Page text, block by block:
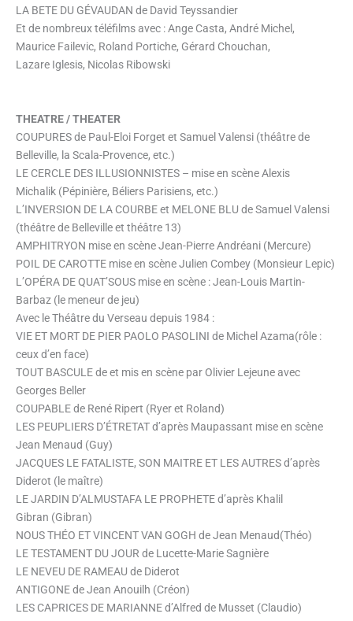
LA BETE DU GÉVAUDAN de David Teyssandier
Et de nombreux téléfilms avec : Ange Casta, André Michel,
Maurice Failevic, Roland Portiche, Gérard Chouchan,
Lazare Iglesis, Nicolas Ribowski
THEATRE / THEATER
COUPURES de Paul-Eloi Forget et Samuel Valensi (théâtre de
Belleville, la Scala-Provence, etc.)
LE CERCLE DES ILLUSIONNISTES – mise en scène Alexis
Michalik (Pépinière, Béliers Parisiens, etc.)
L’INVERSION DE LA COURBE et MELONE BLU de Samuel Valensi
(théâtre de Belleville et théâtre 13)
AMPHITRYON mise en scène Jean-Pierre Andréani (Mercure)
POIL DE CAROTTE mise en scène Julien Combey (Monsieur Lepic)
L’OPÉRA DE QUAT’SOUS mise en scène : Jean-Louis Martin-
Barbaz (le meneur de jeu)
Avec le Théâtre du Verseau depuis 1984 :
VIE ET MORT DE PIER PAOLO PASOLINI de Michel Azama(rôle :
ceux d’en face)
TOUT BASCULE de et mis en scène par Olivier Lejeune avec
Georges Beller
COUPABLE de René Ripert (Ryer et Roland)
LES PEUPLIERS D’ÉTRETAT d’après Maupassant mise en scène
Jean Menaud (Guy)
JACQUES LE FATALISTE, SON MAITRE ET LES AUTRES d’après
Diderot (le maître)
LE JARDIN D’ALMUSTAFA LE PROPHETE d’après Khalil
Gibran (Gibran)
NOUS THÉO ET VINCENT VAN GOGH de Jean Menaud(Théo)
LE TESTAMENT DU JOUR de Lucette-Marie Sagnière
LE NEVEU DE RAMEAU de Diderot
ANTIGONE de Jean Anouilh (Créon)
LES CAPRICES DE MARIANNE d’Alfred de Musset (Claudio)